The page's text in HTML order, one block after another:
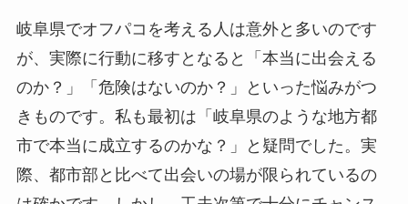
岐阜県でオフパコを考える人は意外と多いのです
が、実際に行動に移すとなると「本当に出会える
のか？」「危険はないのか？」といった悩みがつ
きものです。私も最初は「岐阜県のような地方都
市で本当に成立するのかな？」と疑問でした。実
際、都市部と比べて出会いの場が限られているの